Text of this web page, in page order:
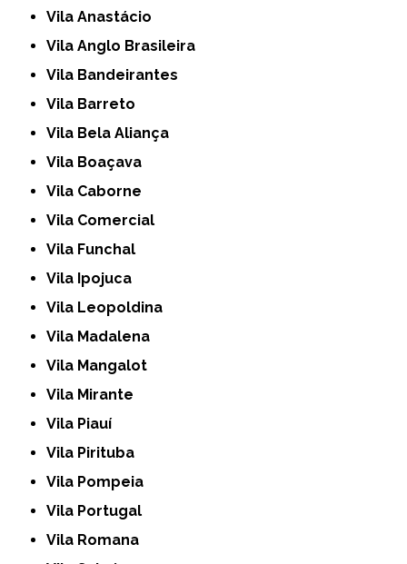
Vila Anastácio
Vila Anglo Brasileira
Vila Bandeirantes
Vila Barreto
Vila Bela Aliança
Vila Boaçava
Vila Caborne
Vila Comercial
Vila Funchal
Vila Ipojuca
Vila Leopoldina
Vila Madalena
Vila Mangalot
Vila Mirante
Vila Piauí
Vila Pirituba
Vila Pompeia
Vila Portugal
Vila Romana